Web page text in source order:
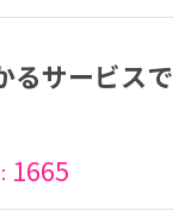
るサービスで
1665